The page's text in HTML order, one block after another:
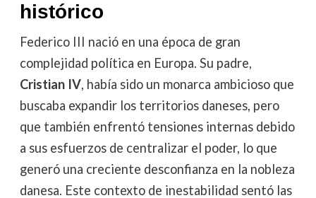
histórico
Federico III nació en una época de gran
complejidad política en Europa. Su padre,
Cristian IV, había sido un monarca ambicioso que
buscaba expandir los territorios daneses, pero
que también enfrentó tensiones internas debido
a sus esfuerzos de centralizar el poder, lo que
generó una creciente desconfianza en la nobleza
danesa. Este contexto de inestabilidad sentó las